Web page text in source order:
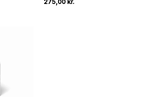
275,00 kr.